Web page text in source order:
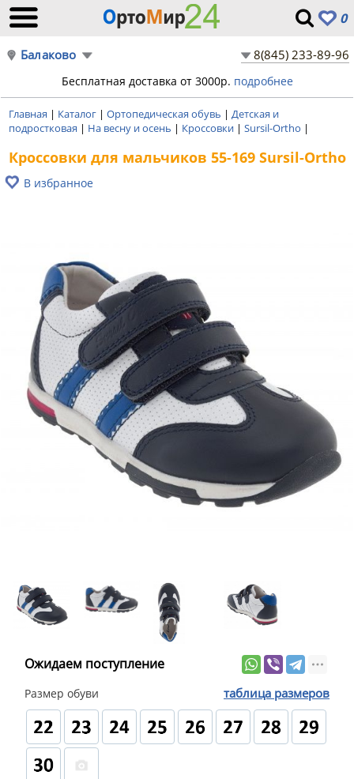
0
Балаково 8(845) 233-89-96
Бесплатная доставка от 3000р. подробнее
Главная | Каталог | Ортопедическая обувь | Детская и
подростковая | На весну и осень | Кроссовки | Sursil-Ortho |
Кроссовки для мальчиков 55-169 Sursil-Ortho
В избранное
Ожидаем поступление
Размер обуви таблица размеров